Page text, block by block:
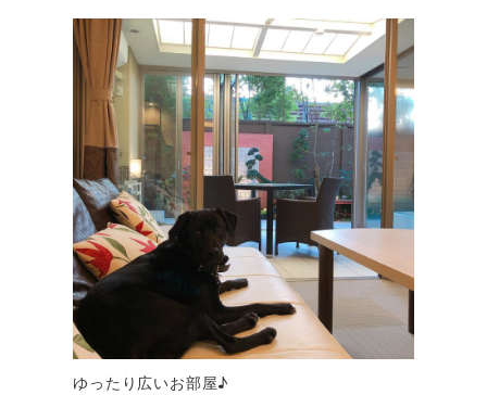
ゆったり広いお部屋♪